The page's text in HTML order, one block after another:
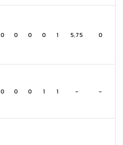
0 0 0 0 1 5,75 0
0 0 0 1 1 - -